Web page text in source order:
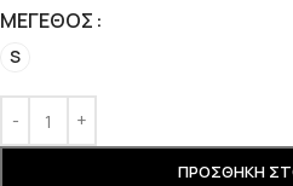
ΜΈΓΕΘΟΣ
S
ΠΡΟΣΘΉΚΗ